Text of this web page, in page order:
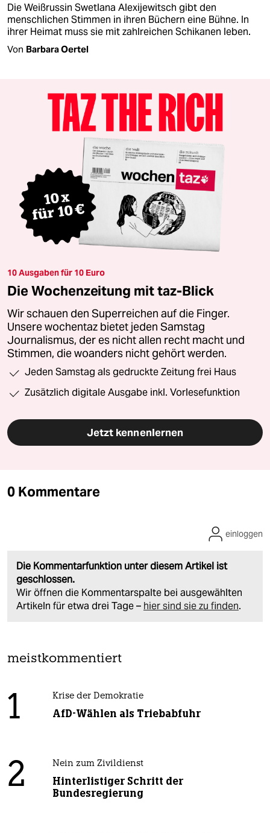
Die Weißrussin Swetlana Alexijewitsch gibt den
menschlichen Stimmen in ihren Büchern eine Bühne. In
ihrer Heimat muss sie mit zahlreichen Schikanen leben.
Von Barbara Oertel
10 Ausgaben für 10 Euro
Die Wochenzeitung mit taz-Blick
Wir schauen den Superreichen auf die Finger.
Unsere wochentaz bietet jeden Samstag
Journalismus, der es nicht allen recht macht und
Stimmen, die woanders nicht gehört werden.
Jeden Samstag als gedruckte Zeitung frei Haus
Zusätzlich digitale Ausgabe inkl. Vorlesefunktion
Jetzt kennenlernen
0 Kommentare
Die Kommentarfunktion unter diesem Artikel ist
geschlossen.
Wir öffnen die Kommentarspalte bei ausgewählten
Artikeln für etwa drei Tage – hier sind sie zu finden.
einloggen
meistkommentiert
1 Krise der Demokratie
AfD-Wählen als Triebabfuhr
2 Nein zum Zivildienst
Hinterlistiger Schritt der
Bundesregierung